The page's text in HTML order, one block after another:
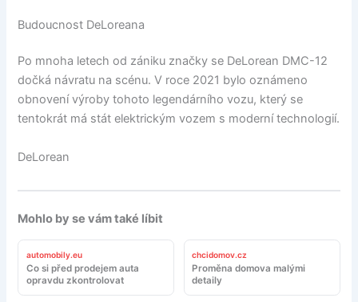
Budoucnost DeLoreana
Po mnoha letech od zániku značky se DeLorean DMC-12
dočká návratu na scénu. V roce 2021 bylo oznámeno
obnovení výroby tohoto legendárního vozu, který se
tentokrát má stát elektrickým vozem s moderní technologií.
DeLorean
Mohlo by se vám také líbit
automobily.eu
Co si před prodejem auta
opravdu zkontrolovat
chcidomov.cz
Proměna domova malými
detaily